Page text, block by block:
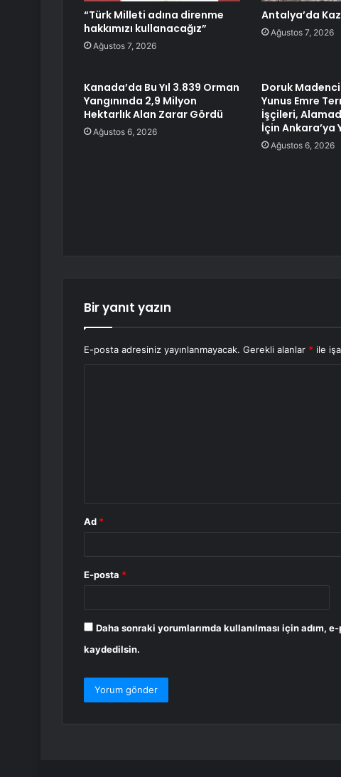
“Türk Milleti adına direnme
hakkımızı kullanacağız”
Ağustos 7, 2026
Antalya’da
Ağustos 7, 2026
Kanada’da Bu Yıl 3.839 Orman
Yangınında 2,9 Milyon
Hektarlık Alan Zarar Gördü
Ağustos 6, 2026
Doruk
Yunus Emre
İşçileri,
İçin Ankara’ya
Ağustos 6, 2026
Bir yanıt yazın
E-posta adresiniz yayınlanmayacak. Gerekli alanlar * ile
Ad *
E-posta *
Daha sonraki yorumlarımda kullanılması için adım,
kaydedilsin.